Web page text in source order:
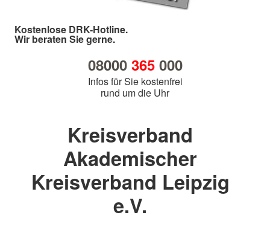
Kostenlose DRK-Hotline.
Wir beraten Sie gerne.
08000 365000
Infos für Sie kostenfrei
rund um die Uhr
Kreisverband
Akademischer
Kreisverband Leipzig
e.V.